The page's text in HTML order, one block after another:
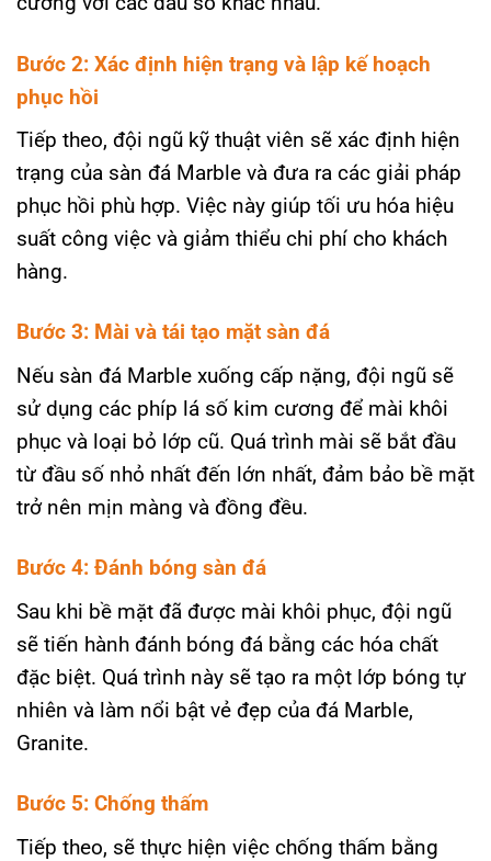
Bước 2: Xác định hiện trạng và lập kế hoạch
phục hồi
Tiếp theo, đội ngũ kỹ thuật viên sẽ xác định hiện
trạng của sàn đá Marble và đưa ra các giải pháp
phục hồi phù hợp. Việc này giúp tối ưu hóa hiệu
suất công việc và giảm thiểu chi phí cho khách
hàng.
Bước 3: Mài và tái tạo mặt sàn đá
Nếu sàn đá Marble xuống cấp nặng, đội ngũ sẽ
sử dụng các phíp lá số kim cương để mài khôi
phục và loại bỏ lớp cũ. Quá trình mài sẽ bắt đầu
từ đầu số nhỏ nhất đến lớn nhất, đảm bảo bề mặt
trở nên mịn màng và đồng đều.
Bước 4: Đánh bóng sàn đá
Sau khi bề mặt đã được mài khôi phục, đội ngũ
sẽ tiến hành đánh bóng đá bằng các hóa chất
đặc biệt. Quá trình này sẽ tạo ra một lớp bóng tự
nhiên và làm nổi bật vẻ đẹp của đá Marble,
Granite.
Bước 5: Chống thấm
Tiếp theo, sẽ thực hiện việc chống thấm bằng